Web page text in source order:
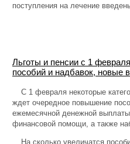
поступления на лечение
Льготы и пенсии с 1
пособий и надбавок, новые
С 1 февраля некоторые
ждет очередное повышение
ежемесячной денежной
финансовой помощи, а также
На сколько увеличатся